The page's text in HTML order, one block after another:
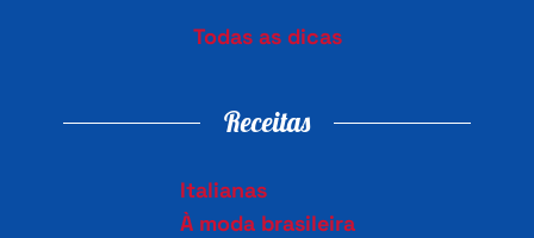
Todas as dicas
Receitas
Italianas
À moda brasileira